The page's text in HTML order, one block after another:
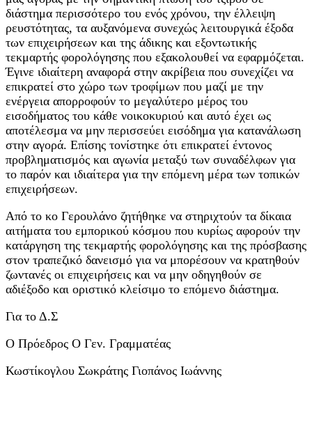
διάστημα περισσότερο του ενός χρόνου, την έλλειψη
ρευστότητας, τα αυξανόμενα συνεχώς λειτουργικά έξοδα
των επιχειρήσεων και της άδικης και εξοντωτικής
τεκμαρτής φορολόγησης που εξακολουθεί να εφαρμόζεται.
Έγινε ιδιαίτερη αναφορά στην ακρίβεια που συνεχίζει να
επικρατεί στο χώρο των τροφίμων που μαζί με την
ενέργεια απορροφούν το μεγαλύτερο μέρος του
εισοδήματος του κάθε νοικοκυριού και αυτό έχει ως
αποτέλεσμα να μην περισσεύει εισόδημα για κατανάλωση
στην αγορά. Επίσης τονίστηκε ότι επικρατεί έντονος
προβληματισμός και αγωνία μεταξύ των συναδέλφων για
το παρόν και ιδιαίτερα για την επόμενη μέρα των τοπικών
επιχειρήσεων.
Από το κο Γερουλάνο ζητήθηκε να στηριχτούν τα δίκαια
αιτήματα του εμπορικού κόσμου που κυρίως αφορούν την
κατάργηση της τεκμαρτής φορολόγησης και της πρόσβασης
στον τραπεζικό δανεισμό για να μπορέσουν να κρατηθούν
ζωντανές οι επιχειρήσεις και να μην οδηγηθούν σε
αδιέξοδο και οριστικό κλείσιμο το επόμενο διάστημα.
Για το Δ.Σ
Ο Πρόεδρος Ο Γεν. Γραμματέας
Κωστίκογλου Σωκράτης Γιοπάνος Ιωάννης